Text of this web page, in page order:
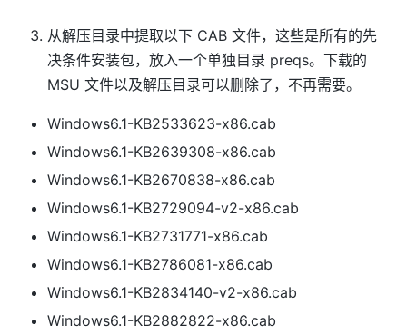
从解压目录中提取以下 CAB 文件，这些是所有的先
决条件安装包，放入一个单独目录 preqs。下载的
MSU 文件以及解压目录可以删除了，不再需要。
Windows6.1-KB2533623-x86.cab
Windows6.1-KB2639308-x86.cab
Windows6.1-KB2670838-x86.cab
Windows6.1-KB2729094-v2-x86.cab
Windows6.1-KB2731771-x86.cab
Windows6.1-KB2786081-x86.cab
Windows6.1-KB2834140-v2-x86.cab
Windows6.1-KB2882822-x86.cab